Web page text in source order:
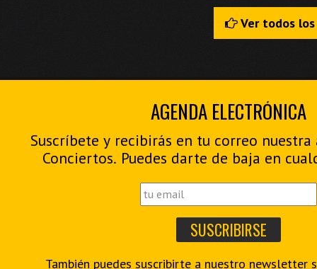
Ver todos
AGENDA ELECTRÓNICA
Suscríbete y recibirás en tu correo
Conciertos. Puedes darte de baja en
También puedes suscribirte a nuestro newsletter